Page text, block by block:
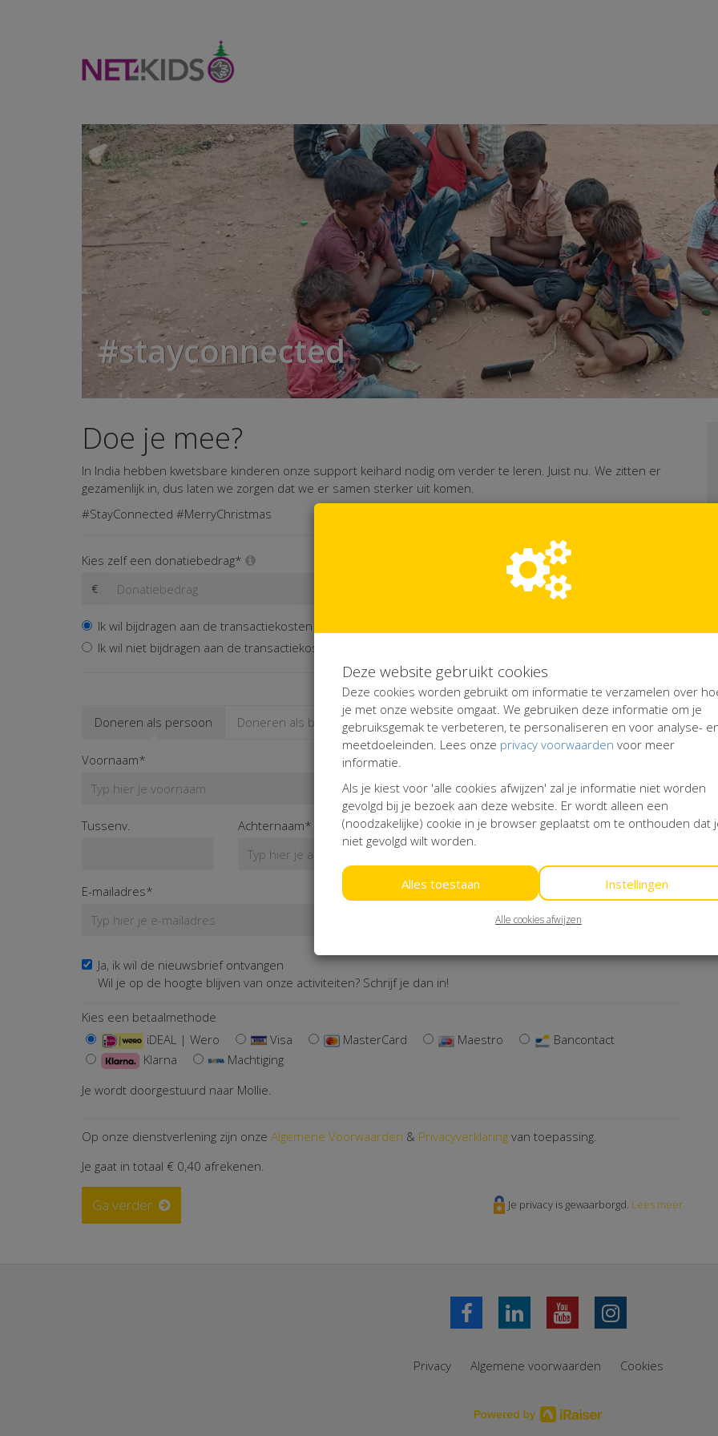
#stayconnected
Doe je mee?
In India hebben kwetsbare kinderen onze support keihard nodig om verder te leren. Juist nu. We zitten er
gezamenlijk in, dus laten we zorgen dat we er samen sterker uit komen.
#StayConnected #MerryChristmas
Kies zelf een donatiebedrag*
€
Of kies een vaak gekozen bedrag
€ 150 € 320
Ik wil bijdragen aan de transactiekosten en betaal € 0,40 extra
Ik wil niet bijdragen aan de transactiekosten
Doneren als persoon Doneren als bedrijf
Voornaam*
Tussenv. Achternaam*
E-mailadres*
Ja, ik wil de nieuwsbrief ontvangen
Wil je op de hoogte blijven van onze activiteiten? Schrijf je dan in!
Kies een betaalmethode
iDEAL | Wero
Visa MasterCard Maestro
Bancontact
Klarna
Machtiging
Je wordt doorgestuurd naar Mollie.
Op onze dienstverlening zijn onze Algemene Voorwaarden & Privacyverklaring van toepassing.
Je gaat in totaal € 0,40 afrekenen.
Ga verder Je privacy is gewaarborgd. Lees meer
Privacy Algemene voorwaarden Cookies
Deze website gebruikt cookies
Deze cookies worden gebruikt om informatie te verzamelen over
je met onze website omgaat. We gebruiken deze informatie om je
gebruiksgemak te verbeteren, te personaliseren en voor analyse-
meetdoeleinden. Lees onze privacy voorwaarden voor meer
informatie.
Als je kiest voor 'alle cookies afwijzen' zal je informatie niet worden
gevolgd bij je bezoek aan deze website. Er wordt alleen een
(noodzakelijke) cookie in je browser geplaatst om te onthouden dat
niet gevolgd wilt worden.
Alles toestaan Instellingen
Alle cookies afwijzen